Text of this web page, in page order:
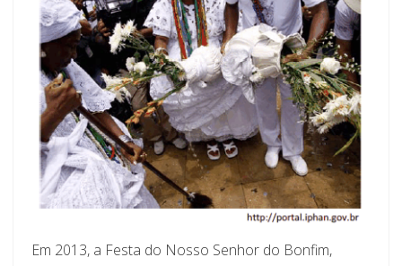
Em 2013, a Festa do Nosso Senhor do Bonfim,